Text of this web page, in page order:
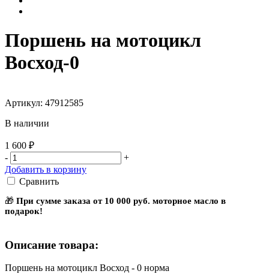
Поршень на мотоцикл
Восход-0
Артикул: 47912585
В наличии
1 600 ₽
-
+
Добавить в корзину
Сравнить
🎁 При сумме заказа от 10 000 руб. моторное масло в
подарок!
Описание товара:
Поршень на мотоцикл Восход - 0 норма